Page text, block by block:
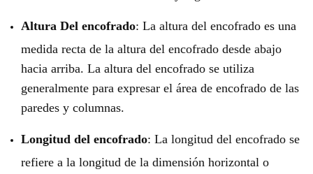
Altura Del encofrado: La altura del encofrado es una
medida recta de la altura del encofrado desde abajo
hacia arriba. La altura del encofrado se utiliza
generalmente para expresar el área de encofrado de las
paredes y columnas.
Longitud del encofrado: La longitud del encofrado se
refiere a la longitud de la dimensión horizontal o